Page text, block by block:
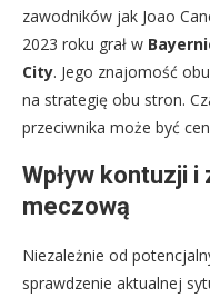
zawodników jak Joao
2023 roku grał w
City. Jego znajomość
na strategię obu stron.
przeciwnika może być
Wpływ kontuzji
meczową
Niezależnie od
sprawdzenie aktualnej